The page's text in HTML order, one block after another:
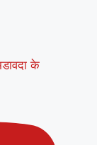
के